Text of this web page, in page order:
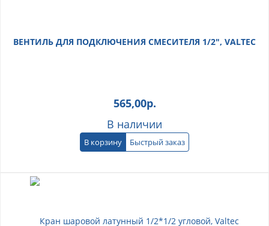
ВЕНТИЛЬ ДЛЯ ПОДКЛЮЧЕНИЯ СМЕСИТЕЛЯ 1/2", VALTEC
565,00р.
В наличии
В корзину Быстрый заказ